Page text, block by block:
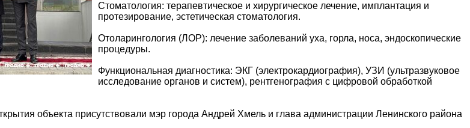
Стоматология: терапевтическое и хирургическое лечение, имплантация и
протезирование, эстетическая стоматология.
Отоларингология (ЛОР): лечение заболеваний уха, горла, носа, эндоскопические
процедуры.
Функциональная диагностика: ЭКГ (электрокардиография), УЗИ (ультразвуковое
исследование органов и систем), рентгенография с цифровой обработкой
объекта присутствовали мэр города Андрей Хмель и глава администрации Ленинского района